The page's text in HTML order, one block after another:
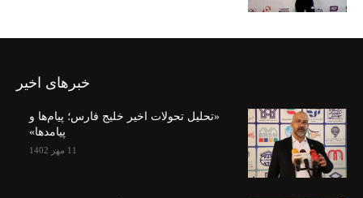
خبرهای اخیر
«تحلیل تحولات اخیر خلیج فارس؛ پیام‌ها و
پیامدها»
11 مهر 1402